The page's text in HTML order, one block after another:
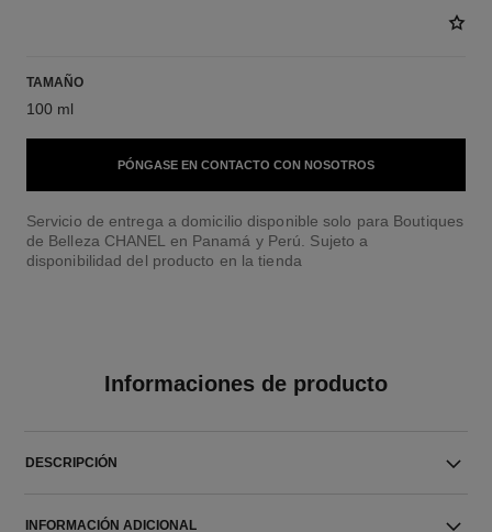
TAMAÑO
100 ml
PÓNGASE EN CONTACTO CON NOSOTROS
Servicio de entrega a domicilio disponible solo para Boutiques
de Belleza CHANEL en Panamá y Perú. Sujeto a
disponibilidad del producto en la tienda
Informaciones de producto
DESCRIPCIÓN
INFORMACIÓN ADICIONAL